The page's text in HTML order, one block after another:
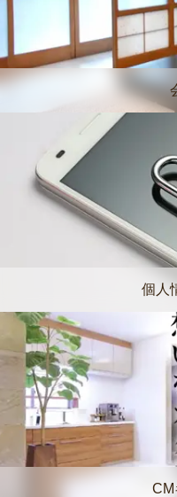
個人
CM